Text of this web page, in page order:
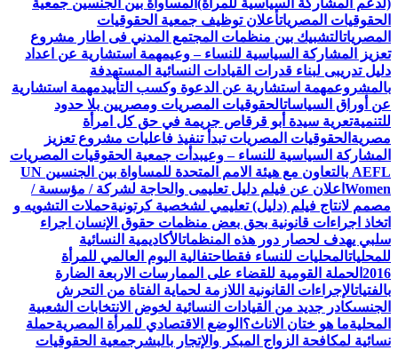
الحقوقيات المصرياتأعلان توظيف جمعية الحقوقيات
المصرياتالتشبيك بين منظمات المجتمع المدني فى اطار مشروع
تعزيز المشاركة السياسية للنساء – وعيمهمة استشارية عن اعداد
دليل تدريبى لبناء قدرات القيادات النسائية المستهدفة
بالمشروعمهمة استشارية عن الدعوة وكسب التأييدمهمة استشارية
عن أوراق السياساتالحقوقيات المصريات ومصريين بلا حدود
للتنميةتعرية سيدة أبو قرقاص جريمة في حق كل امرأة
مصرية الحقوقيات المصريات تبدأ تنفيذ فاعليات مشروع تعزيز
المشاركة السياسية للنساء – وعيبدأت جمعية الحقوقيات المصريات
AEFL بالتعاون مع هيئة الامم المتحدة للمساواة بين الجنسين UN
Women اعلان عن فيلم دليل تعليمى والحاجة لشركة / مؤسسة /
مصمم لانتاج فيلم (دليل) تعليمي لشخصية كرتونيةحملات التشويه و
اتخاذ اجراءات قانونية بحق بعض منظمات حقوق الإنسان اجراء
سلبي يهدف لحصار دور هذه المنظماتالأكاديمية النسائية
للمحلياتالمحليات للنساء فقطاحتفالية اليوم العالمي للمرأة
2016 الحملة القومية للقضاء على الممارسات الاربعة الضارة
بالفتياتالإجراءات القانونية اللازمة لحماية الفتاة من التحرش
الجنسىكادر جديد من القيادات النسائية لخوض الانتخابات الشعبية
المحليةما هو ختان الاناث؟ الوضع الاقتصادي للمرأة المصريةحملة
نسائية لمكافحة الزواج المبكر والإتجار بالبشر جمعية الحقوقيات